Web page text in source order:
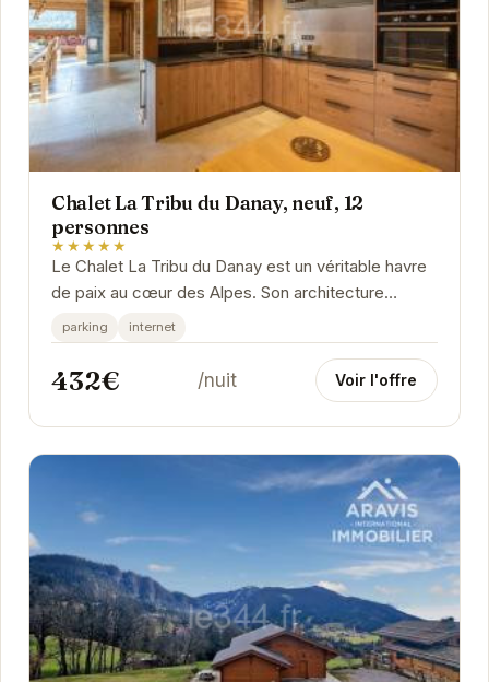
Chalet La Tribu du Danay, neuf, 12
personnes
★★★★★
Le Chalet La Tribu du Danay est un véritable havre
de paix au cœur des Alpes. Son architecture
moderne et chaleureuse s'intègre parfaitement
au...
parking internet
432€ /nuit Voir l'offre